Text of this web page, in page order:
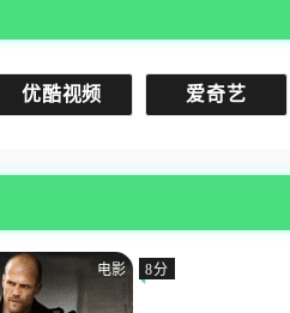
优酷视频 爱奇艺
电影 8分